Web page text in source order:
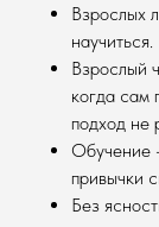
Взрослых
научиться.
Взрослый
когда сам
подход не
Обучение
привычки
Без